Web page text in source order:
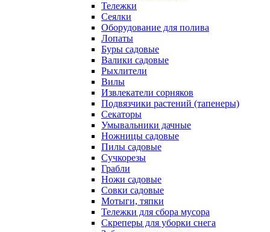
Тележки
Сеялки
Оборудование для полива
Лопаты
Буры садовые
Валики садовые
Рыхлители
Вилы
Извлекатели сорняков
Подвязчики растений (тапенеры)
Секаторы
Умывальники дачные
Ножницы садовые
Пилы садовые
Сучкорезы
Грабли
Ножи садовые
Совки садовые
Мотыги, тяпки
Тележки для сбора мусора
Скреперы для уборки снега